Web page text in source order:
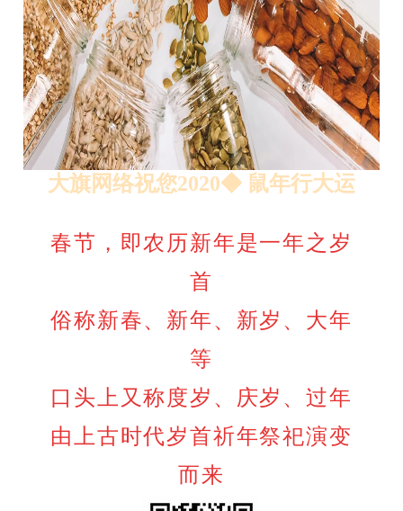
大旗网络祝您2020◆ 鼠年行大运
春节，即农历新年是一年之岁
首
俗称新春、新年、新岁、 大年
等
口头上又称度岁、庆岁、过年
由上古时代岁首祈年祭祀演变
而来